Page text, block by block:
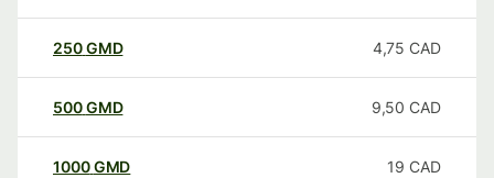
250GMD 4,75 CAD
500GMD 9,50 CAD
1000GMD 19 CAD